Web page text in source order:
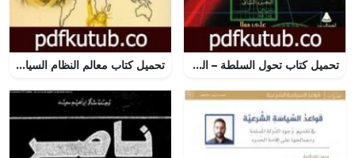
تحميل كتاب تحول السلطة – الجزء الثاني PDF تأليف آلفين توفلر مجانا [كامل] تحميل كتاب معالم النظام السياسي: الفلسفي – الإسلامي – العلماني PDF تأليف د. أيمن المصري مجانا [كامل]